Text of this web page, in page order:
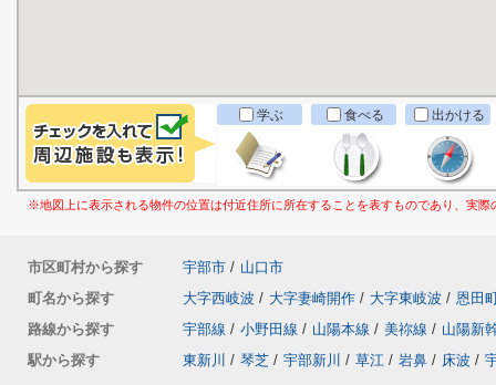
学ぶ 食べる 出かける
※地図上に表示される物件の位置は付近住所に所在することを表すものであり、実
市区町村から探す 宇部市 / 山口市
町名から探す
大字西岐波 / 大字妻崎開作 / 大字東岐波 / 恩田
路線から探す
宇部線 / 小野田線 / 山陽本線 / 美祢線 / 山陽新
駅から探す
東新川 / 琴芝 / 宇部新川 / 草江 / 岩鼻 / 床波 /